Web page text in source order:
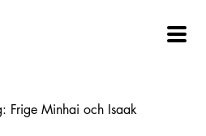
Frige Minhai och Isaak